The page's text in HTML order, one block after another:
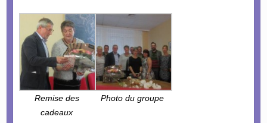
Remise des
cadeaux
Photo du groupe